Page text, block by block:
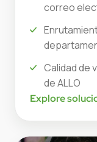
correo
Calidad de
de ALLO
Explore